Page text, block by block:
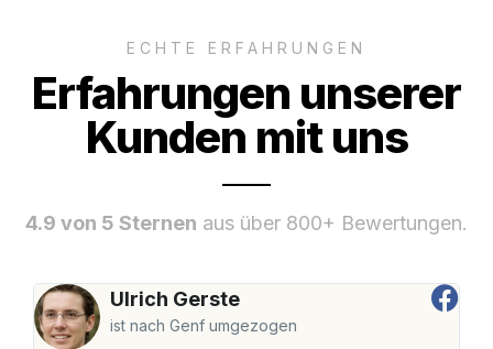
ECHTE ERFAHRUNGEN
Erfahrungen unserer
Kunden mit uns
4.9 von 5 Sternen aus über 800+ Bewertungen.
Ulrich Gerste
ist nach Genf umgezogen